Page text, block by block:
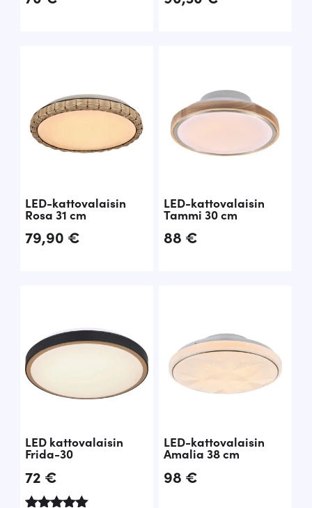
LED-kattovalaisin
Rosa 31 cm
79,90 €
LED-kattovalaisin
Tammi 30 cm
88 €
LED kattovalaisin
Frida-30
72 €
LED-kattovalaisin
Amalia 38 cm
98 €